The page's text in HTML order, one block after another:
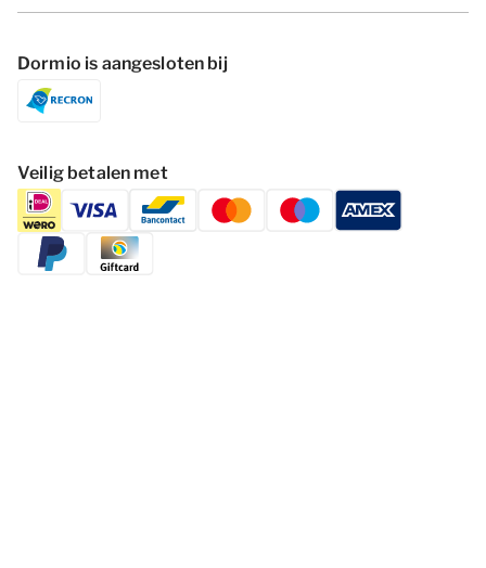
Dormio is aangesloten bij
Veilig betalen met